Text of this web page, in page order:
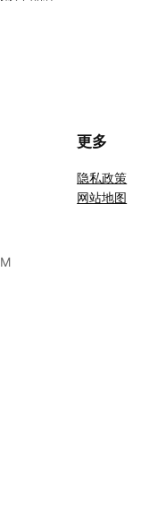
更多
隐私政策
网站地图